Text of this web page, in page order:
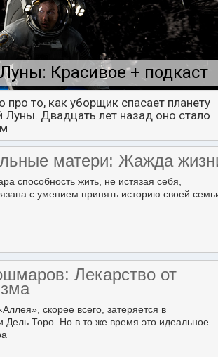
Красивое + подкаст
про то, как уборщик спасает планету
Двадцать лет назад оно стало
матери: Жажда
способность жить, не истязая себя,
с умением принять историю своей
Лекарство от
скорее всего, затеряется в
Торо. Но в то же время это идеальное